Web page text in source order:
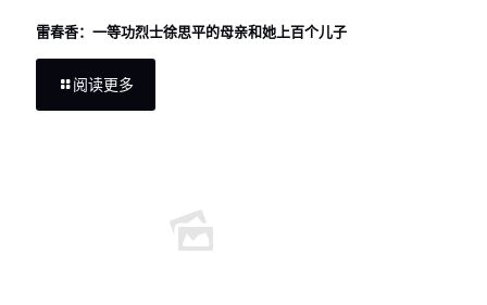
雷春香：一等功烈士徐思平的母亲和她上百个儿子
阅读更多